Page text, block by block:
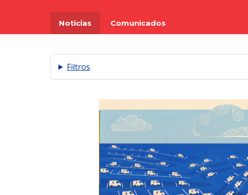
Noticias Comunicados
Filtros